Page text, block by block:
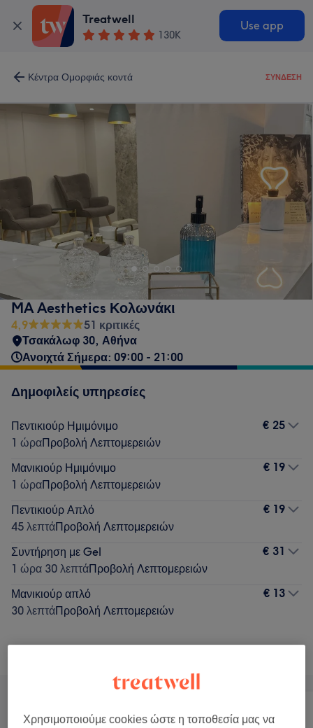
Treatwell
130K
Use app
Κέντρα Ομορφιάς κοντά ΣΎΝΔΕΣΗ
MA Aesthetics Κολωνάκι
4,9
51 κριτικές
Τσακάλωφ 30, Αθήνα
Ανοιχτά Σήμερα: 09:00 - 21:00
Δημοφιλείς υπηρεσίες
Πεντικιούρ Ημιμόνιμο
1 ώραΠροβολή Λεπτομερειών
€ 25
Μανικιούρ Ημιμόνιμο
1 ώραΠροβολή Λεπτομερειών
€ 19
Πεντικιούρ Απλό
45 λεπτάΠροβολή Λεπτομερειών
€ 19
Συντήρηση με Gel
1 ώρα 30 λεπτάΠροβολή Λεπτομερειών
€ 31
Μανικιούρ απλό
30 λεπτάΠροβολή Λεπτομερειών
€ 13
Χρησιμοποιούμε cookies ώστε η τοποθεσία μας να